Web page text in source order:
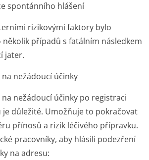
spontánního hlášení
rizikovými faktory bylo
několik případů s fatálním následkem
ja­ter.
nežádoucí účinky
nežádoucí účinky po registraci
důležité. Umožňuje to pokračovat
přínosů a rizik léčivého přípravku.
pracovníky, aby hlásili podezření
na adresu: